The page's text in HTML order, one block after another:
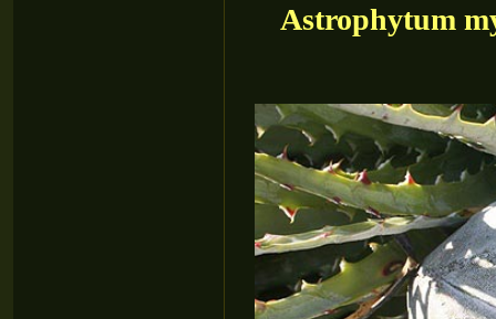
Astrophytum